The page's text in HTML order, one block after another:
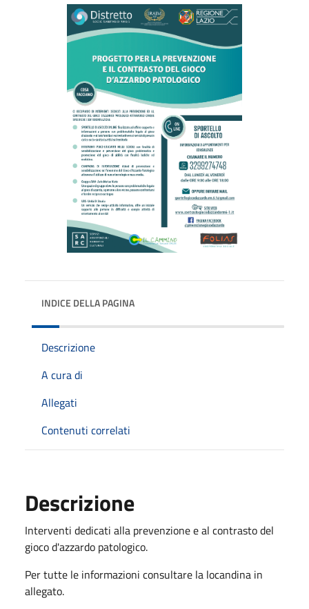
INDICE DELLA PAGINA
Descrizione
A cura di
Allegati
Contenuti correlati
Descrizione
Interventi dedicati alla prevenzione e al contrasto del
gioco d'azzardo patologico.
Per tutte le informazioni consultare la locandina in
allegato.